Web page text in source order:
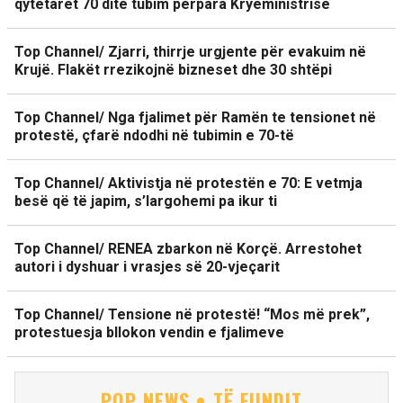
qytetarët 70 ditë tubim përpara Kryeministrisë
Top Channel/ Zjarri, thirrje urgjente për evakuim në
Krujë. Flakët rrezikojnë bizneset dhe 30 shtëpi
Top Channel/ Nga fjalimet për Ramën te tensionet në
protestë, çfarë ndodhi në tubimin e 70-të
Top Channel/ Aktivistja në protestën e 70: E vetmja
besë që të japim, s’largohemi pa ikur ti
Top Channel/ RENEA zbarkon në Korçë. Arrestohet
autori i dyshuar i vrasjes së 20-vjeçarit
Top Channel/ Tensione në protestë! “Mos më prek”,
protestuesja bllokon vendin e fjalimeve